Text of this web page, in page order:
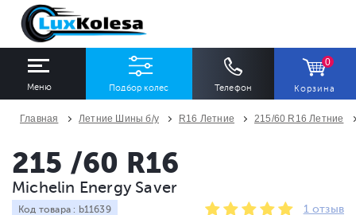
Меню Подбор колес Телефон
0
Корзина
Ширина Профиль
Главная Летние Шины б/у R16 Летние 215/60 R16 Летние
215 /60 R16
Michelin Energy Saver
Код товара : b11639 1 отзыв